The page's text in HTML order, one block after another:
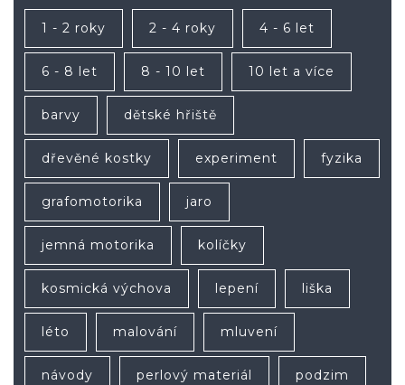
1 - 2 roky 2 - 4 roky 4 - 6 let
6 - 8 let 8 - 10 let 10 let a více
barvy dětské hřiště
dřevěné kostky experiment fyzika
grafomotorika jaro
jemná motorika kolíčky
kosmická výchova lepení liška
léto malování mluvení
návody perlový materiál podzim